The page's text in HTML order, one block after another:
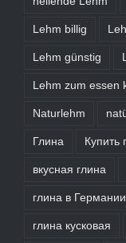
Lehm billig
Lehm günstig
Lehm zum essen
Naturlehm
Глина Купить
вкусная глина
глина в Германии
глина кусковая